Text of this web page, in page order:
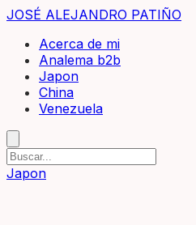
JOSÉ ALEJANDRO PATIÑO
Acerca de mi
Analema b2b
Japon
China
Venezuela
Japon